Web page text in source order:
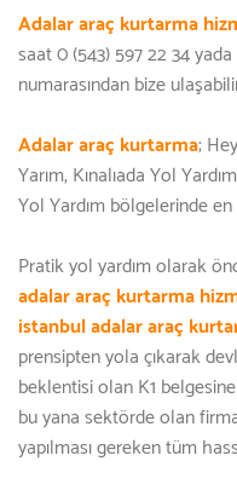
Adalar araç kurtarma
saat 0 (543) 597 22 34
numarasından bize
Adalar araç kurtarma;
Yarım, Kınalıada Yol
Yol Yardım bölgelerinde
Pratik yol yardım olarak
adalar araç kurtarma
istanbul adalar araç
prensipten yola çıkarak
beklentisi olan K1
bu yana sektörde olan
yapılması gereken tüm